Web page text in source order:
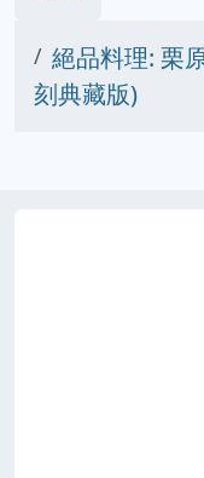
絕品料理: 栗
刻典藏版)